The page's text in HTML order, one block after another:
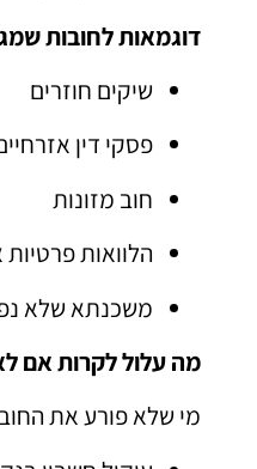
דוגמאות לחובות
שיקים חוזרים
פסקי דין
חוב מזונות
הלוואות
משכנתא שלא
מה עלול לקרות אם
מי שלא פורע את